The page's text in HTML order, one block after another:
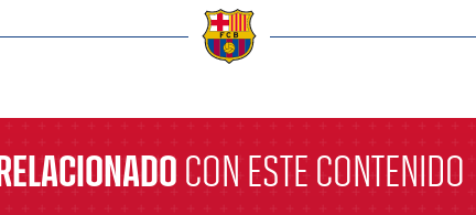
RELACIONADO CON ESTE CONTENIDO